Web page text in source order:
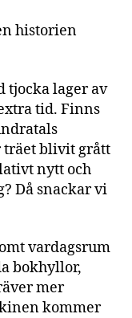
historien
tjocka lager av
tid. Finns
träet blivit grått
nytt och
Då snackar vi
vardagsrum
bokhyllor,
mer
kommer